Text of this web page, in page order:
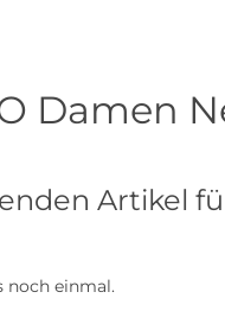
Damen
Artikel
noch einmal.